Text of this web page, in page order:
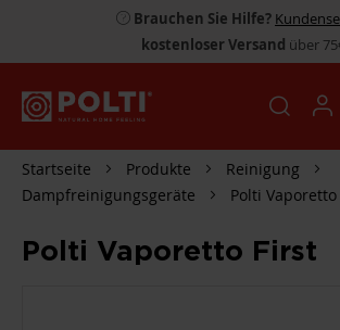
Brauchen Sie Hilfe?
kostenloser Versand über
Startseite Produkte
Reinigung
Dampfreinigungsgeräte
Polti
Polti Vaporetto First